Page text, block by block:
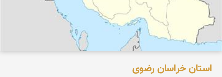
استان خراسان رضوی